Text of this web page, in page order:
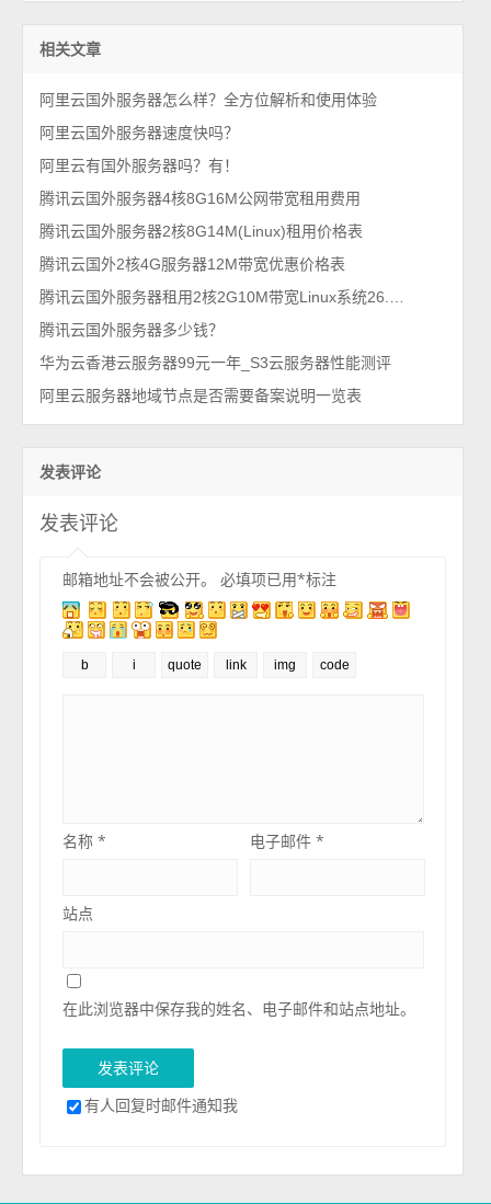
相关文章
阿里云国外服务器怎么样？全方位解析和使用体验
阿里云国外服务器速度快吗？
阿里云有国外服务器吗？有！
腾讯云国外服务器4核8G16M公网带宽租用费用
腾讯云国外服务器2核8G14M(Linux)租用价格表
腾讯云国外2核4G服务器12M带宽优惠价格表
腾讯云国外服务器多少钱？
华为云香港云服务器99元一年_S3云服务器性能测评
阿里云服务器地域节点是否需要备案说明一览表
发表评论
发表评论
邮箱地址不会被公开。 必填项已用*标注
名称* 电子邮件*
站点
在此浏览器中保存我的姓名、电子邮件和站点地址。
有人回复时邮件通知我